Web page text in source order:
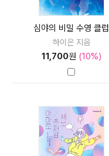
심야의 비밀 수영 클럽
하이은 지음
11,700원 (10%)